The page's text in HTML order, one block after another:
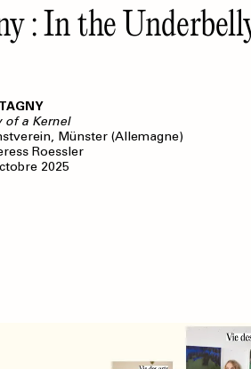
: In the
of a Kernel
Münster (Allemagne)
Roessler
2025